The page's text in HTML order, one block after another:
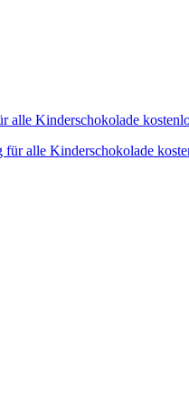
alle Kinderschokolade
für alle Kinderschokolade